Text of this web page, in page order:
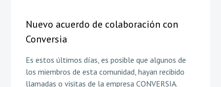
Nuevo acuerdo de colaboración con
Conversia
Es estos últimos días, es posible que algunos de
los miembros de esta comunidad, hayan recibido
llamadas o visitas de la empresa CONVERSIA.